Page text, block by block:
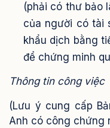
(phải có thư bảo
của người có tài
khẩu dịch bằng
để chứng minh
Thông tin công việc
(Lưu ý cung cấp
Anh có công chứng